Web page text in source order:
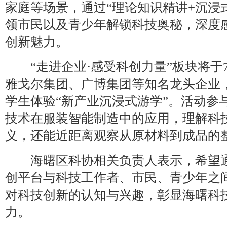
家庭等场景，通过“理论知识精讲+沉浸
领市民以及青少年解锁科技奥秘，深度
创新魅力。
“走进企业·感受科创力量”板块将于
雅戈尔集团、广博集团等知名龙头企业
学生体验“新产业沉浸式游学”。活动参
技术在服装智能制造中的应用，理解科
义，还能近距离观察从原材料到成品的
海曙区科协相关负责人表示，希望
创平台与科技工作者、市民、青少年之
对科技创新的认知与兴趣，彰显海曙科
力。